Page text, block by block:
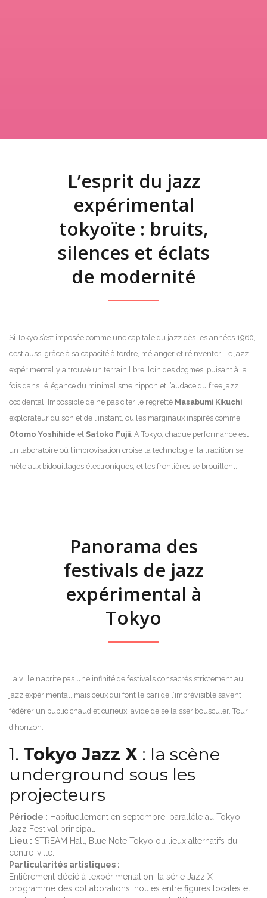
L’esprit du jazz
expérimental
tokyoïte : bruits,
silences et éclats
de modernité
Si Tokyo s’est imposée comme une capitale du jazz dès les années 1960,
c’est aussi grâce à sa capacité à tordre, mélanger et réinventer. Le jazz
expérimental y a trouvé un terrain libre, loin des dogmes, puisant à la
fois dans l’élégance du minimalisme nippon et l’audace du free jazz
occidental. Impossible de ne pas citer le regretté Masabumi Kikuchi
explorateur du son et de l’instant, ou les marginaux inspirés comme
Otomo Yoshihide et Satoko Fujii . A Tokyo, chaque performance est
un laboratoire où l’improvisation croise la technologie, la tradition se
mêle aux bidouillages électroniques, et les frontières se brouillent.
Panorama des
festivals de jazz
expérimental à
Tokyo
La ville n’abrite pas une infinité de festivals consacrés strictement au
jazz expérimental, mais ceux qui font le pari de l’imprévisible savent
fédérer un public chaud et curieux, avide de se laisser bousculer. Tour
d’horizon.
1. Tokyo Jazz X : la scène
underground sous les
projecteurs
Période : Habituellement en septembre, parallèle au Tokyo
Jazz Festival principal.
Lieu : STREAM Hall, Blue Note Tokyo ou lieux alternatifs du
centre-ville.
Particularités artistiques :
Entièrement dédié à l’expérimentation, la série Jazz X
programme des collaborations inouïes entre figures locales et